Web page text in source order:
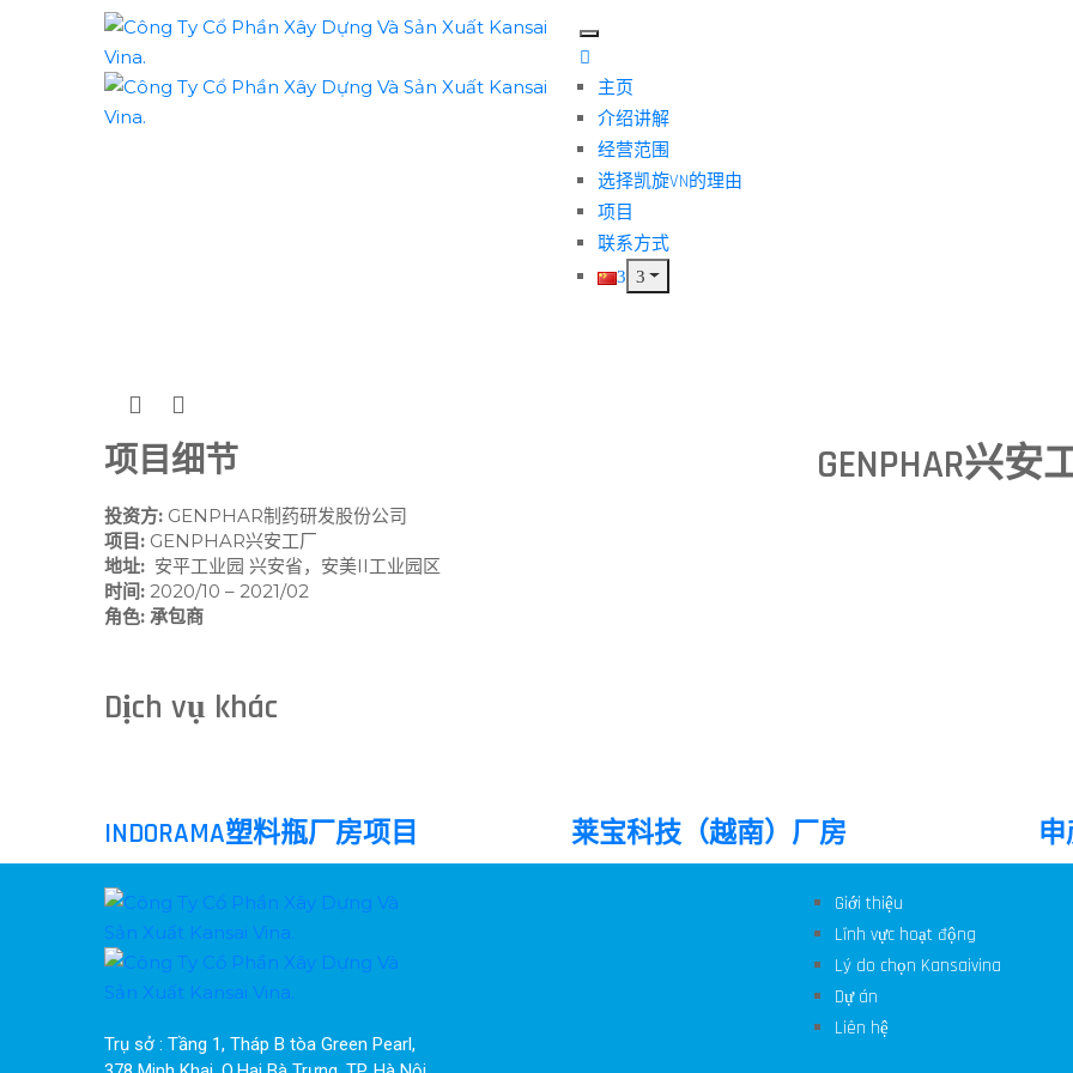
主页
介绍讲解
经营范围
选择凯旋VN的理由
项目
联系方式
项目细节
投资方: GENPHAR制药研发股份公司
项目: GENPHAR兴安工厂
地址: 安平工业园 兴安省，安美II工业园区
时间: 2020/10 – 2021/02
角色: 承包商
GENPHAR兴安
Dịch vụ khác
INDORAMA塑料瓶厂房项目 莱宝科技（越南）厂房
Trụ sở : Tầng 1, Tháp B tòa Green Pearl,
Giới thiệu
Lĩnh vực hoạt động
Lý do chọn Kansaivina
Dự án
Liên hệ